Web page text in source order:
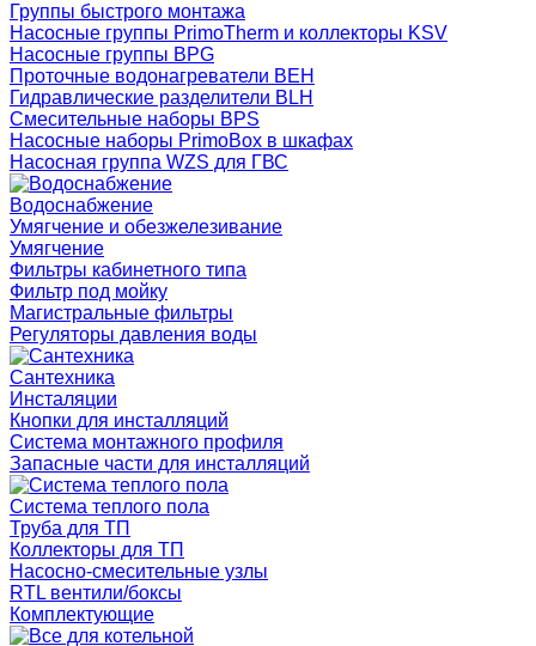
Группы быстрого монтажа
Насосные группы PrimoTherm и коллекторы KSV
Насосные группы BPG
Проточные водонагреватели BEH
Гидравлические разделители BLH
Смесительные наборы BPS
Насосные наборы PrimoBox в шкафах
Насосная группа WZS для ГВС
Водоснабжение
Умягчение и обезжелезивание
Умягчение
Фильтры кабинетного типа
Фильтр под мойку
Магистральные фильтры
Регуляторы давления воды
Сантехника
Инсталяции
Кнопки для инсталляций
Система монтажного профиля
Запасные части для инсталляций
Система теплого пола
Труба для ТП
Коллекторы для ТП
Насосно-смесительные узлы
RTL вентили/боксы
Комплектующие